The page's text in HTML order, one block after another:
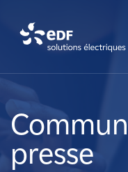
A propos de nous
Ce que nous faisons
presse